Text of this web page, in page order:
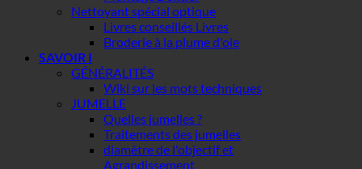
Nettoyant spécial optique
Livres conseillés Livres
Broderie à la plume d'oie
SAVOIR I
GÉNÉRALITÉS
Wiki sur les mots techniques
JUMELLE
Quelles jumelles ?
Traitements des jumelles
diamètre de l'objectif et
Agrandissement